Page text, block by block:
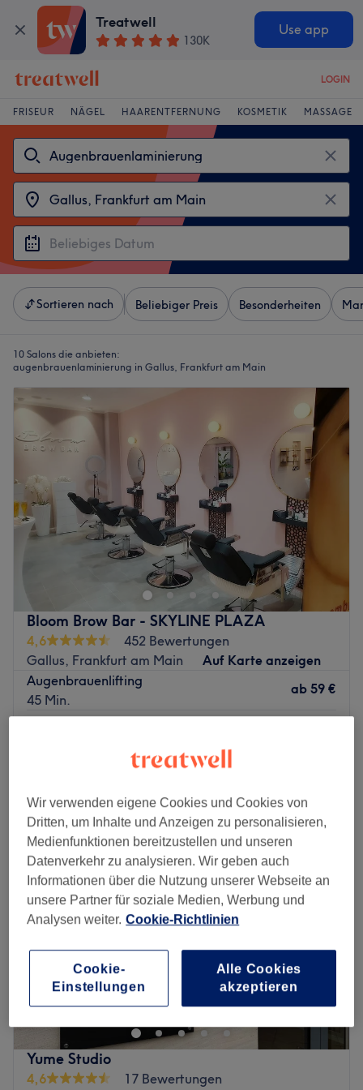
Treatwell
130K
Use app
LOGIN
FRISEUR NÄGEL HAARENTFERNUNG KOSMETIK MASSAGE
Sortieren nach Beliebiger Preis Besonderheiten
10 Salons die anbieten:
augenbrauenlaminierung in Gallus, Frankfurt am Main
Bloom Brow Bar - SKYLINE PLAZA
4,6
452 Bewertungen
Gallus, Frankfurt am Main
Auf Karte anzeigen
Augenbrauenlifting
45 Min.
ab 59 €
Schnellansicht Saloninfos
Montag –19:00
Dienstag
Mittwoch
–19:00
Donnerstag
10:00 –
19:00
Freitag
10:00
19:00
Samstag
10:00–
Sonntag
Im Stadtteil Gallus, bietet dir die Bloom Brow Bar -
Skyline Plaza als erste reine Brow Bar in Frankfurt am
Main nach dem Vorbild aus den USA alles, was deine
Wimpern und Augenbrauen pflegt und in Form bringt.
Hier werden dir eine Vielzahl an Augenbrauenkorrekturen
oder Wimpernverlängerungen und anderen hochwertigen
kosmetischen Behandlungen, wie Waxing oder
Yume Studio
4,6
17 Bewertungen
Wir verwenden eigene Cookies und Cookies von
Dritten, um Inhalte und Anzeigen zu personalisieren,
Medienfunktionen bereitzustellen und unseren
Datenverkehr zu analysieren. Wir geben auch
Informationen über die Nutzung unserer Webseite an
unsere Partner für soziale Medien, Werbung und
Analysen weiter. Cookie-Richtlinien
Cookie-
Einstellungen
Alle Cookies
akzeptieren